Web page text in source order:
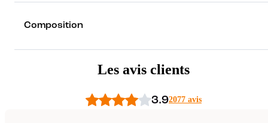
Composition
Les avis clients
3.92077 avis